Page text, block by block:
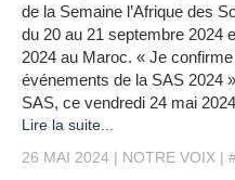
de la Semaine l’Afrique des
du 20 au 21 septembre 2024
2024 au Maroc. « Je
événements de la SAS 2024
SAS, ce vendredi 24 mai
Lire la suite...
26 MAI 2024
NOTRE VOIX